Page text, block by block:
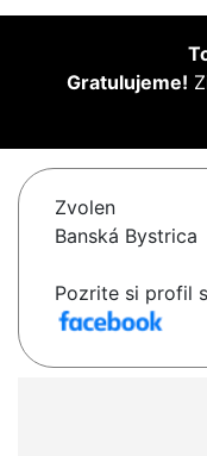
Gratulujeme!
Zvolen
Banská Bystrica
Pozrite si profil